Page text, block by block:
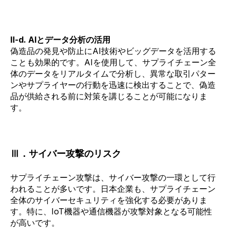
Ⅱ-d. AIとデータ分析の活用
偽造品の発見や防止にAI技術やビッグデータを活用する
ことも効果的です。AIを使用して、サプライチェーン全
体のデータをリアルタイムで分析し、異常な取引パター
ンやサプライヤーの行動を迅速に検出することで、偽造
品が供給される前に対策を講じることが可能になりま
す。
Ⅲ．サイバー攻撃のリスク
サプライチェーン攻撃は、サイバー攻撃の一環として行
われることが多いです。日本企業も、サプライチェーン
全体のサイバーセキュリティを強化する必要がありま
す。特に、 IoT機器や通信機器が攻撃対象となる可能性
が高いです。